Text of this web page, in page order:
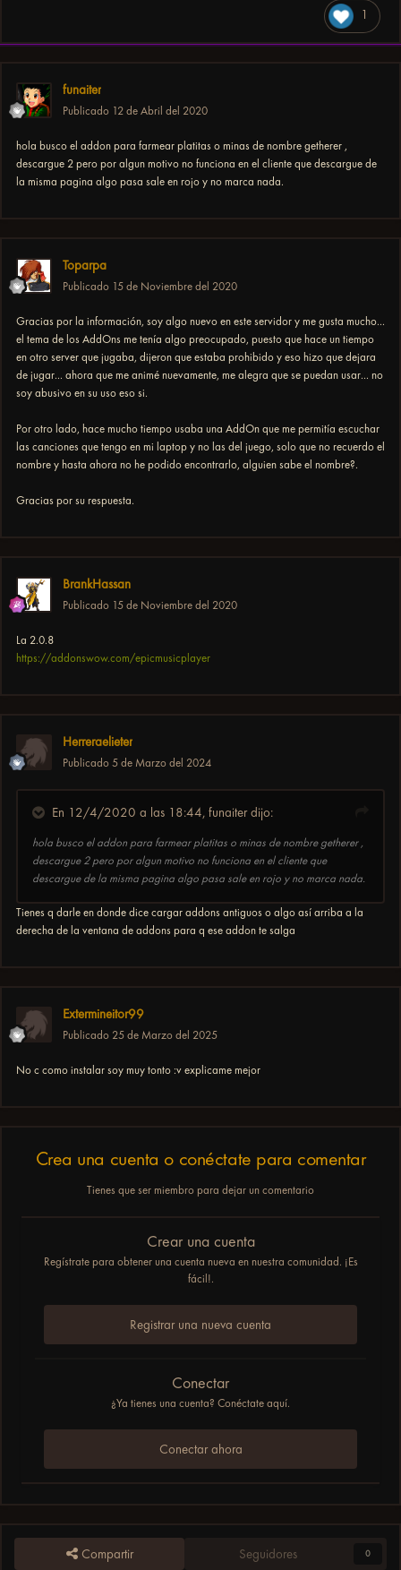
1
funaiter
Publicado 12 de Abril del 2020
hola busco el addon para farmear platitas o minas de nombre getherer ,
descargue 2 pero por algun motivo no funciona en el cliente que descargue de
la misma pagina algo pasa sale en rojo y no marca nada.
Toparpa
Publicado 15 de Noviembre del 2020
Gracias por la información, soy algo nuevo en este servidor y me gusta mucho...
el tema de los AddOns me tenía algo preocupado, puesto que hace un tiempo
en otro server que jugaba, dijeron que estaba prohibido y eso hizo que dejara
de jugar... ahora que me animé nuevamente, me alegra que se puedan usar... no
soy abusivo en su uso eso si.
Por otro lado, hace mucho tiempo usaba una AddOn que me permitía escuchar
las canciones que tengo en mi laptop y no las del juego, solo que no recuerdo el
nombre y hasta ahora no he podido encontrarlo, alguien sabe el nombre?.
Gracias por su respuesta.
BrankHassan
Publicado 15 de Noviembre del 2020
La 2.0.8
https://addonswow.com/epicmusicplayer
Herreraelieter
Publicado 5 de Marzo del 2024
En 12/4/2020 a las 18:44, funaiterdijo:
hola busco el addon para farmear platitas o minas de nombre getherer ,
descargue 2 pero por algun motivo no funciona en el cliente que
descargue de la misma pagina algo pasa sale en rojo y no marca nada.
Tienes q darle en donde dice cargar addons antiguos o algo así arriba a la
derecha de la ventana de addons para q ese addon te salga
Extermineitor99
Publicado 25 de Marzo del 2025
No c como instalar soy muy tonto :v explicame mejor
Crea una cuenta o conéctate para comentar
Tienes que ser miembro para dejar un comentario
Crear una cuenta
Regístrate para obtener una cuenta nueva en nuestra comunidad. ¡Es
fácil!.
Registrar una nueva cuenta
Conectar
¿Ya tienes una cuenta? Conéctate aquí.
Conectar ahora
Compartir Seguidores 0